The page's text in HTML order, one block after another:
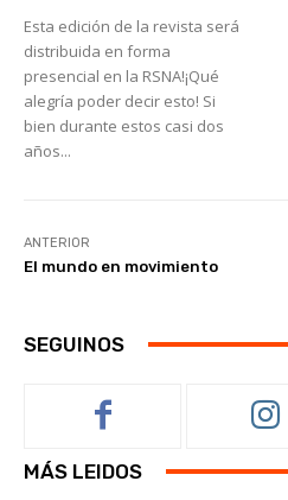
Esta edición de la revista será
distribuida en forma
presencial en la RSNA!¡Qué
alegría poder decir esto! Si
bien durante estos casi dos
años...
ANTERIOR
El mundo en movimiento
SEGUINOS
MÁS LEIDOS